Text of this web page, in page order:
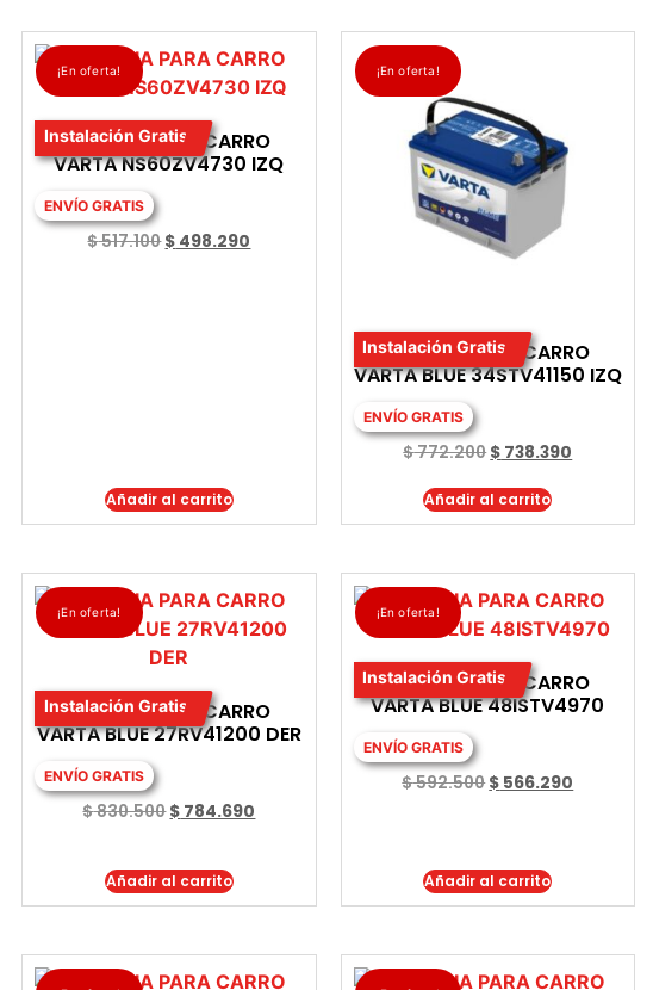
¡En oferta!
Instalación Gratis
BATERIA PARA CARRO
VARTA NS60ZV4730 IZQ
ENVÍO GRATIS
$517.100$ 498.290
Añadir al carrito
¡En oferta!
Instalación Gratis
BATERIA PARA CARRO
VARTA BLUE 34STV41150 IZQ
ENVÍO GRATIS
$772.200$ 738.390
Añadir al carrito
¡En oferta!
Instalación Gratis
BATERIA PARA CARRO
VARTA BLUE 27RV41200 DER
ENVÍO GRATIS
$830.500$ 784.690
Añadir al carrito
¡En oferta!
Instalación Gratis
BATERIA PARA CARRO
VARTA BLUE 48ISTV4970
ENVÍO GRATIS
$592.500$ 566.290
Añadir al carrito